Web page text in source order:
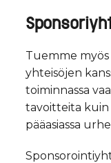
Tuemme
yhteisöjen
toiminnassa
tavoitteita kuin
pääasiassa